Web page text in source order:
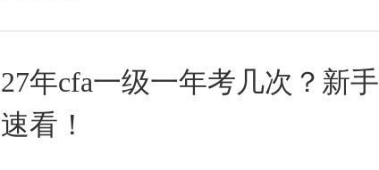
27年cfa一级一年考几次？新手
速看！